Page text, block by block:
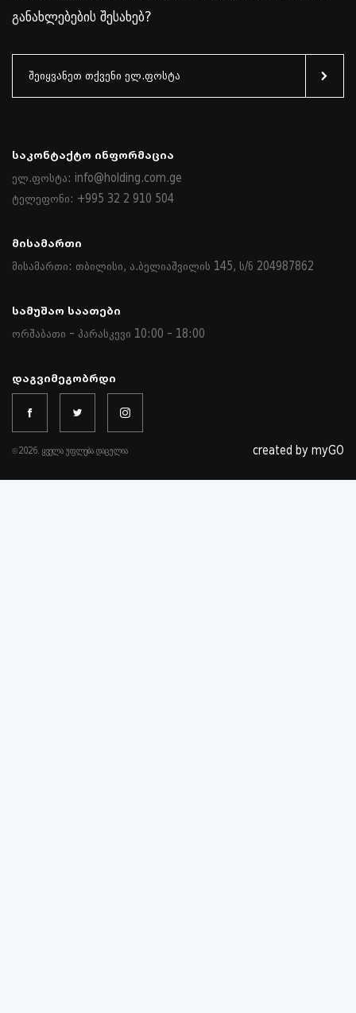
განახლებების შესახებ?
Საკონტაქტო Ინფორმაცია
ელ.ფოსტა: info@holding.com.ge
ტელეფონი: +995 32 2 910 504
Მისამართი
მისამართი: თბილისი, ა.ბელიაშვილის 145, ს/ნ 204987862
Სამუშაო Საათები
ორშაბათი - პარასკევი 10:00 - 18:00
Დაგვიმეგობრდი
©2026. ყველა უფლება დაცულია created by myGO